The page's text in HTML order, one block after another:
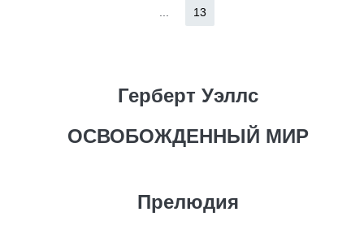
13
Герберт Уэллс
ОСВОБОЖДЕННЫЙ МИР
Прелюдия